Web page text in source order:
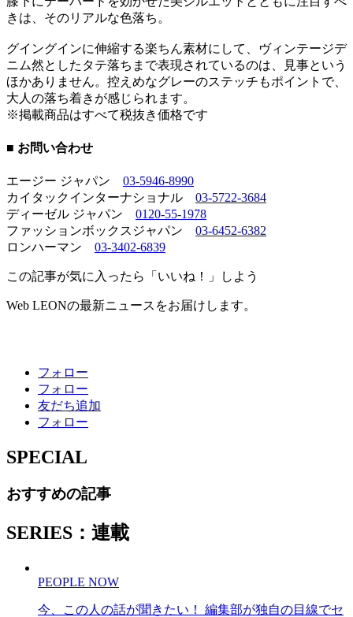
きは、そのリアルな色落ち。
グイングインに伸縮する楽ちん素材にして、ヴィンテージデ
ニム然としたタテ落ちまで表現されているのは、見事という
ほかありません。控えめなグレーのステッチもポイントで、
大人の落ち着きが感じられます。
※掲載商品はすべて税抜き価格です
■ お問い合わせ
エージー ジャパン 03-5946-8990
カイタックインターナショナル 03-5722-3684
ディーゼル ジャパン 0120-55-1978
ファッションボックスジャパン 03-6452-6382
ロンハーマン 03-3402-6839
この記事が気に入ったら「いいね！」しよう
Web LEONの最新ニュースをお届けします。
フォロー
フォロー
友だち追加
フォロー
SPECIAL
おすすめの記事
SERIES：連載
PEOPLE NOW
今、この人の話が聞きたい！ 編集部が独自の目線でセ